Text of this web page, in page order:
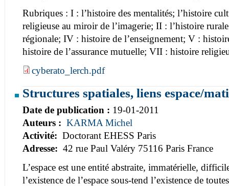
Rubriques : I : l’histoire des mentalités; l’histoire
religieuse au miroir de l’imagerie; II : l’histoire
régionale; IV : histoire de l’enseignement; V :
histoire de l’assurance mutuelle; VII : histoire
cyberato_lerch.pdf
Structures spatiales, liens espace/
Date de publication : 19-01-2011
Auteurs : KARMA Michel
Activité: Doctorant EHESS Paris
Adresse: 42 rue Paul Valéry 75116 Paris France
L’espace est une entité abstraite, immatérielle,
l’existence de l’espace sous-tend l’existence de